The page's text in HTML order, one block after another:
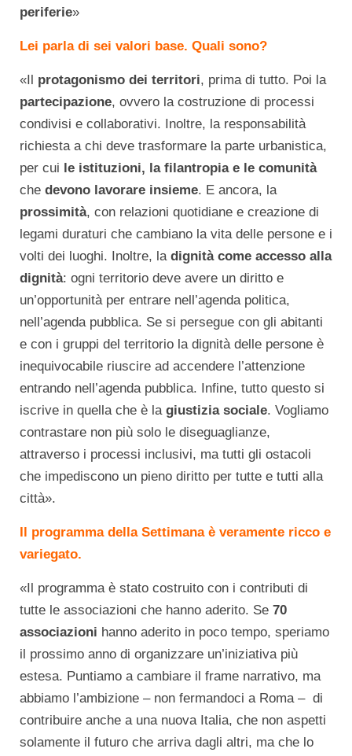
periferie»
Lei parla di sei valori base. Quali sono?
«Il protagonismo dei territori, prima di tutto. Poi la
partecipazione, ovvero la costruzione di processi
condivisi e collaborativi. Inoltre, la responsabilità
richiesta a chi deve trasformare la parte urbanistica,
per cui le istituzioni, la filantropia e le comunità
che devono lavorare insieme. E ancora, la
prossimità, con relazioni quotidiane e creazione di
legami duraturi che cambiano la vita delle persone e i
volti dei luoghi. Inoltre, la dignità come accesso alla
dignità: ogni territorio deve avere un diritto e
un’opportunità per entrare nell’agenda politica,
nell’agenda pubblica. Se si persegue con gli abitanti
e con i gruppi del territorio la dignità delle persone è
inequivocabile riuscire ad accendere l’attenzione
entrando nell’agenda pubblica. Infine, tutto questo si
iscrive in quella che è la giustizia sociale. Vogliamo
contrastare non più solo le diseguaglianze,
attraverso i processi inclusivi, ma tutti gli ostacoli
che impediscono un pieno diritto per tutte e tutti alla
città».
Il programma della Settimana è veramente ricco e
variegato.
«Il programma è stato costruito con i contributi di
tutte le associazioni che hanno aderito. Se 70
associazioni hanno aderito in poco tempo, speriamo
il prossimo anno di organizzare un’iniziativa più
estesa. Puntiamo a cambiare il frame narrativo, ma
abbiamo l’ambizione – non fermandoci a Roma – di
contribuire anche a una nuova Italia, che non aspetti
solamente il futuro che arriva dagli altri, ma che lo